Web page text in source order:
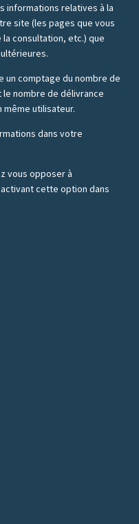
informations relatives à la
site (les pages que vous
consultation, etc.) que
un comptage du nombre de
nombre de délivrance
même utilisateur.
dans votre
vous opposer à
cette option dans